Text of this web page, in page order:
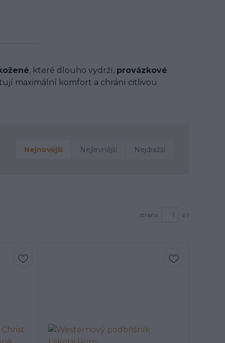
, které dlouho vydrží, provázkové
maximální komfort a chrání citlivou
Nejnovější Nejlevnější Nejdražší
strana z 1